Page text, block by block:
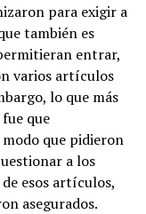
para exigir a
también es
entrar,
varios artículos
lo que más
que
que pidieron
a los
esos artículos,
asegurados.